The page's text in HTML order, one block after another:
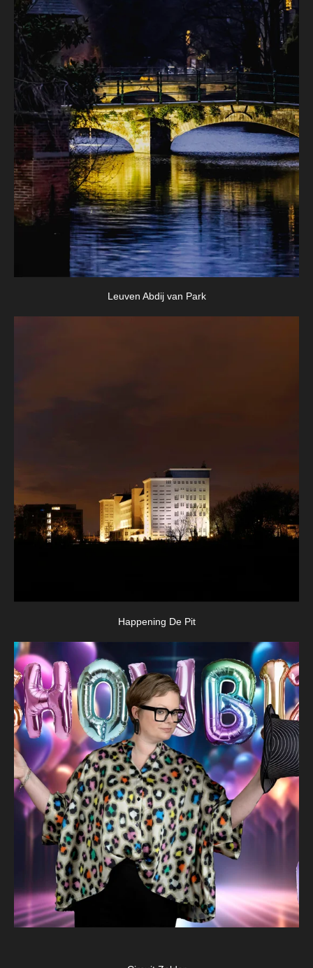
Leuven Abdij van Park
Happening De Pit